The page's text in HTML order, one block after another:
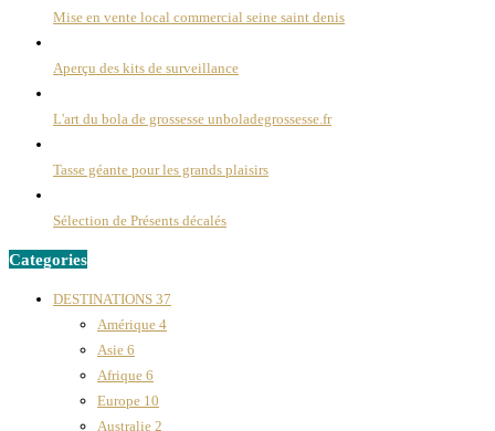
Mise en vente local commercial seine saint denis
Aperçu des kits de surveillance
L'art du bola de grossesse unboladegrossesse.fr
Tasse géante pour les grands plaisirs
Sélection de Présents décalés
Categories
DESTINATIONS 37
Amérique 4
Asie 6
Afrique 6
Europe 10
Australie 2